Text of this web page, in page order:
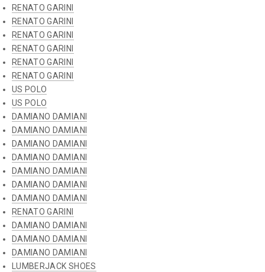
RENATO GARINI
RENATO GARINI
RENATO GARINI
RENATO GARINI
RENATO GARINI
RENATO GARINI
US POLO
US POLO
DAMIANO DAMIANI
DAMIANO DAMIANI
DAMIANO DAMIANI
DAMIANO DAMIANI
DAMIANO DAMIANI
DAMIANO DAMIANI
DAMIANO DAMIANI
RENATO GARINI
DAMIANO DAMIANI
DAMIANO DAMIANI
DAMIANO DAMIANI
LUMBERJACK SHOES